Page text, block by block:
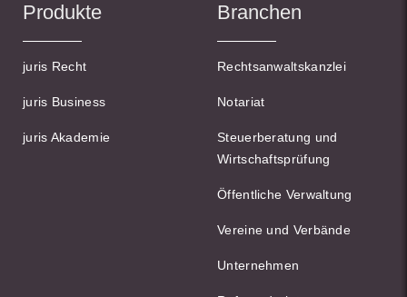
Produkte
juris Recht
juris Business
juris Akademie
Branchen
Rechtsanwaltskanzlei
Notariat
Steuerberatung und
Wirtschaftsprüfung
Öffentliche Verwaltung
Vereine und Verbände
Unternehmen